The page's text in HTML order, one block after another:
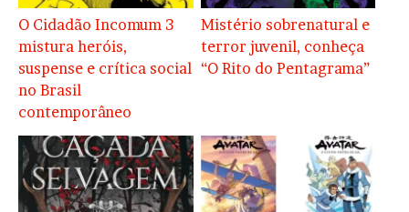
O Cidadão Incomum 3
mistura heróis,
suspense e crítica social
no Brasil
contemporâneo
Mistério sobrenatural e
terror juvenil, conheça
“O Rito do Pentagrama”